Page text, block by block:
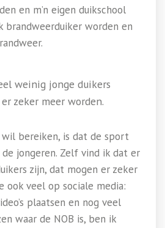
en m’n eigen duikschool
brandweerduiker worden en
weinig jonge duikers
zeker meer worden.
bereiken, is dat de sport
jongeren. Zelf vind ik dat er
zijn, dat mogen er zeker
ook veel op sociale media:
plaatsen en nog veel
waar de NOB is, ben ik